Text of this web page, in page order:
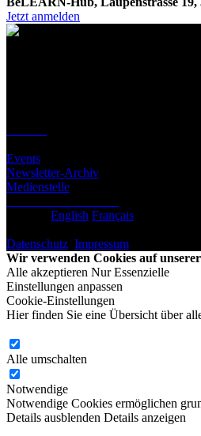
Jetzt anmelden
Events
Newsletter-Archiv
Medienstelle
English Français
Datenschutz Impressum
Wir verwenden Cookies auf
Alle akzeptieren Nur Essenzielle
Einstellungen anpassen
Cookie-Einstellungen
Hier finden Sie eine Übersicht über
Alle umschalten
Notwendige
Notwendige Cookies ermöglichen
Details ausblenden Details anzeigen